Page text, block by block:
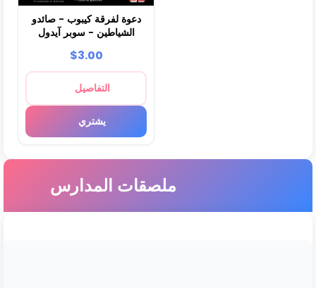
دعوة لفرقة كيبوب - صائدو
الشياطين - سوبر آيدول
$3.00
التفاصيل
يشتري
ملصقات المدارس